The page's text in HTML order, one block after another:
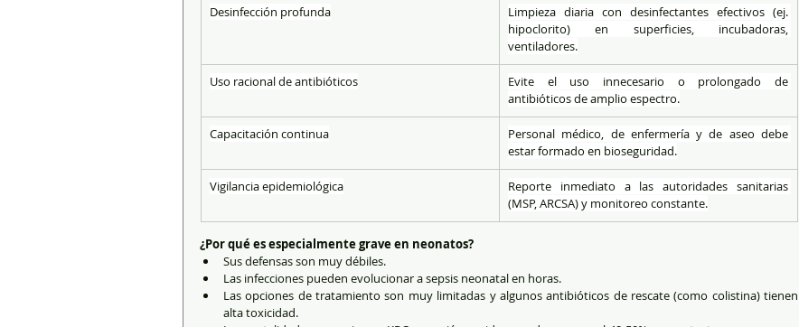
Desinfección profunda
Limpieza diaria con desinfectantes efectivos (ej.
hipoclorito) en superficies, incubadoras,
ventiladores.
Uso racional de antibióticos
Evite el uso innecesario o prolongado de
antibióticos de amplio espectro.
Capacitación continua
Personal médico, de enfermería y de aseo debe
estar formado en bioseguridad.
Vigilancia epidemiológica
Reporte inmediato a las autoridades sanitarias
(MSP, ARCSA) y monitoreo constante.
¿Por qué es especialmente grave en neonatos?
Sus defensas son muy débiles.
Las infecciones pueden evolucionar a sepsis neonatal en horas.
Las opciones de tratamiento son muy limitadas y algunos antibióticos de rescate (como colistina) tienen
alta toxicidad.